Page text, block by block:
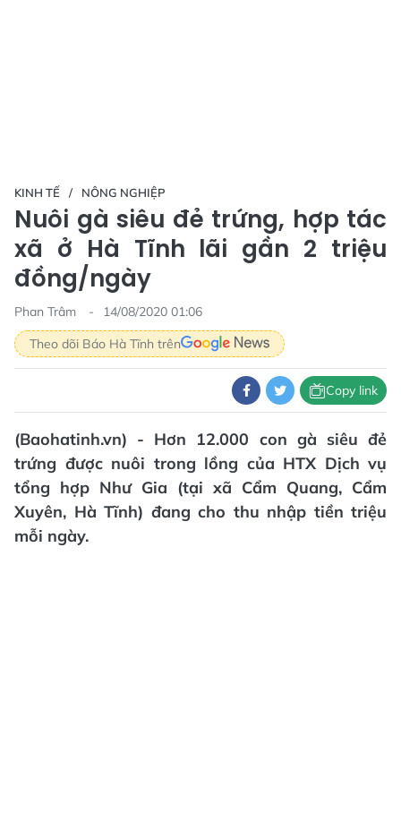
KINH TẾ NÔNG NGHIỆP
Nuôi gà siêu đẻ trứng, hợp tác
xã ở Hà Tĩnh lãi gần 2 triệu
đồng/ngày
Phan Trâm
14/08/2020 01:06
Theo dõi Báo Hà Tĩnh trên
Copy link
(Baohatinh.vn) - Hơn 12.000 con gà siêu đẻ
trứng được nuôi trong lồng của HTX Dịch vụ
tổng hợp Như Gia (tại xã Cẩm Quang, Cẩm
Xuyên, Hà Tĩnh) đang cho thu nhập tiền triệu
mỗi ngày.